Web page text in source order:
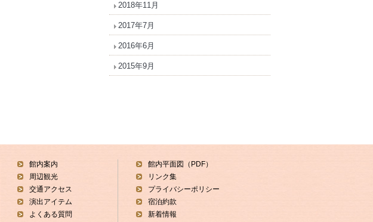
2018年11月
2017年7月
2016年6月
2015年9月
館内案内
周辺観光
交通アクセス
演出アイテム
よくある質問
館内平面図（PDF）
リンク集
プライバシーポリシー
宿泊約款
新着情報